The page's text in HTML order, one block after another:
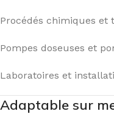
Procédés chimiques et
Pompes doseuses et
Laboratoires et
Adaptable sur